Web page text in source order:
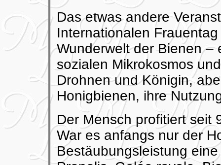
Das etwas andere
Internationalen
Wunderwelt der Bienen –
sozialen Mikrokosmos
Drohnen und Königin,
Honigbienen, ihre
Der Mensch profitiert seit
War es anfangs nur der
Bestäubungsleistung